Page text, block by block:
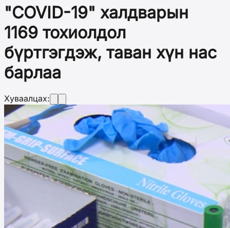
"COVID-19" халдварын
1169 тохиолдол
бүртгэгдэж, таван хүн нас
барлаа
Хуваалцах: